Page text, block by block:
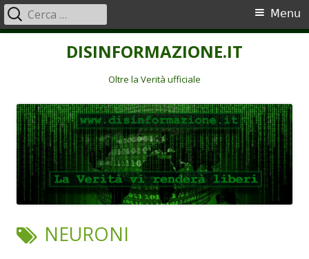
DISINFORMAZIONE.IT
Oltre la Verità ufficiale
Menu
principale
Menu
Ricerca
per:
TAG:
NEURONI